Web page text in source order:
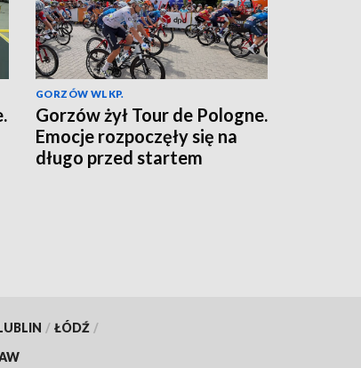
GORZÓW WLKP.
Gorzów żył Tour de Pologne.
Emocje rozpoczęły się na
długo przed startem
/ ŁÓDŹ /